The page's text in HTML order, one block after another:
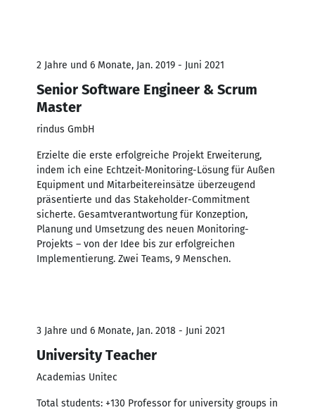
2 Jahre und 6 Monate, Jan. 2019 - Juni 2021
Senior Software Engineer & Scrum
Master
rindus GmbH
Erzielte die erste erfolgreiche Projekt Erweiterung,
indem ich eine Echtzeit-Monitoring-Lösung für Außen
Equipment und Mitarbeitereinsätze überzeugend
präsentierte und das Stakeholder-Commitment
sicherte. Gesamtverantwortung für Konzeption,
Planung und Umsetzung des neuen Monitoring-
Projekts – von der Idee bis zur erfolgreichen
Implementierung. Zwei Teams, 9 Menschen.
3 Jahre und 6 Monate, Jan. 2018 - Juni 2021
University Teacher
Academias Unitec
Total students: +130 Professor for university groups in